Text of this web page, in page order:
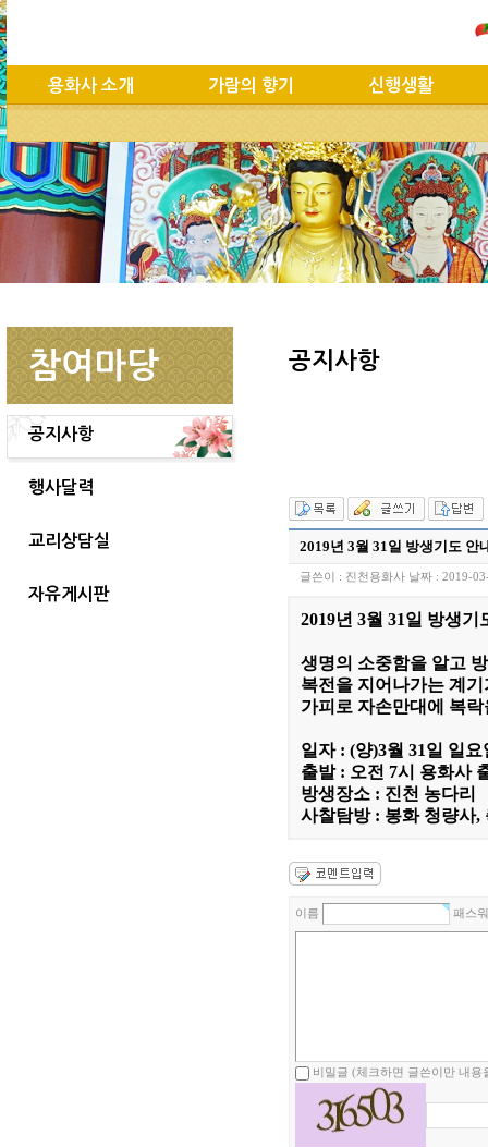
용화사 소개 가람의 향기 신행생활
참여마당
공지사항
행사달력
교리상담실
자유게시판
공지사항
2019년 3월 31일 방생기도 안
글쓴이 : 진천용화사 날짜 : 2019-
2019년 3월 31일 방생기
생명의 소중함을 알고
복전을 지어나가는 계
가피로 자손만대에 복
일자 : (양)3월 31일 일요
출발 : 오전 7시 용화사
방생장소 : 진천 농다리
사찰탐방 : 봉화 청량사,
이름 패스
비밀글 (체크하면 글쓴이만 내용